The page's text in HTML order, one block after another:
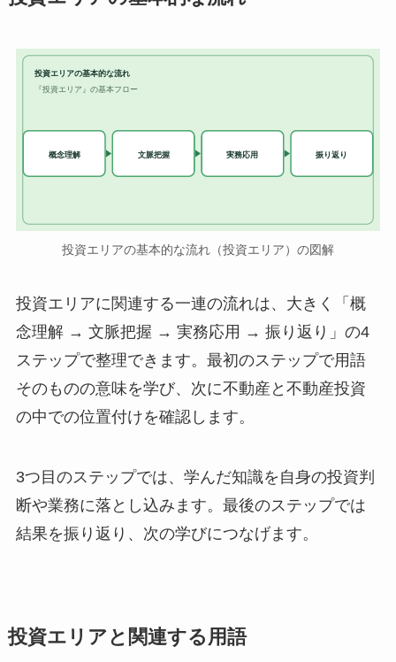
投資エリアの基本的な流れ
『投資エリア』の基本フロー
概念理解 文脈把握 実務応用 振り返り
投資エリアの基本的な流れ（投資エリア）の図解
投資エリアに関連する一連の流れは、大きく「概
念理解 → 文脈把握 → 実務応用 → 振り返り」の4
ステップで整理できます。最初のステップで用語
そのものの意味を学び、次に不動産と不動産投資
の中での位置付けを確認します。
3つ目のステップでは、学んだ知識を自身の投資判
断や業務に落とし込みます。最後のステップでは
結果を振り返り、次の学びにつなげます。
投資エリアと関連する用語